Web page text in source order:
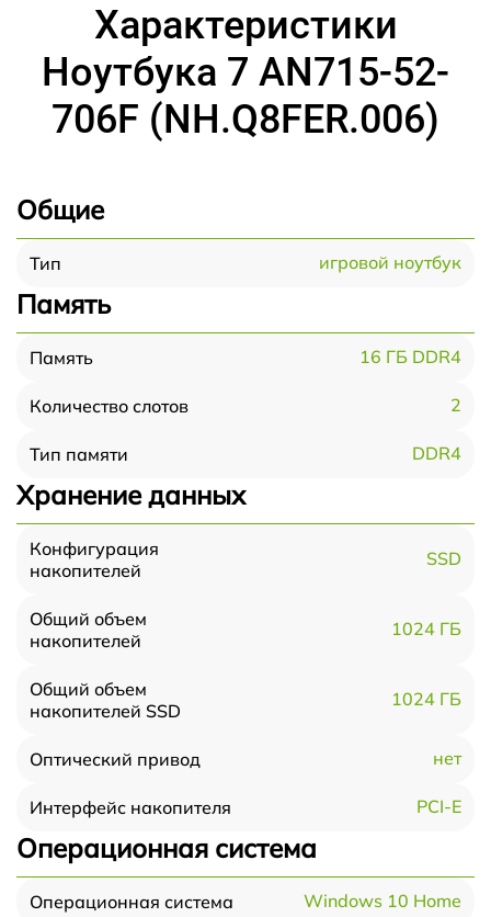
Характеристики
Ноутбука 7 AN715-52-
706F (NH.Q8FER.006)
Общие
Тип игровой ноутбук
Память
Память 16 ГБ DDR4
Количество слотов 2
Тип памяти DDR4
Хранение данных
Конфигурация
накопителей
SSD
Общий объем
накопителей
1024 ГБ
Общий объем
накопителей SSD
1024 ГБ
Оптический привод нет
Интерфейс накопителя PCI-E
Операционная система
Операционная система Windows 10 Home